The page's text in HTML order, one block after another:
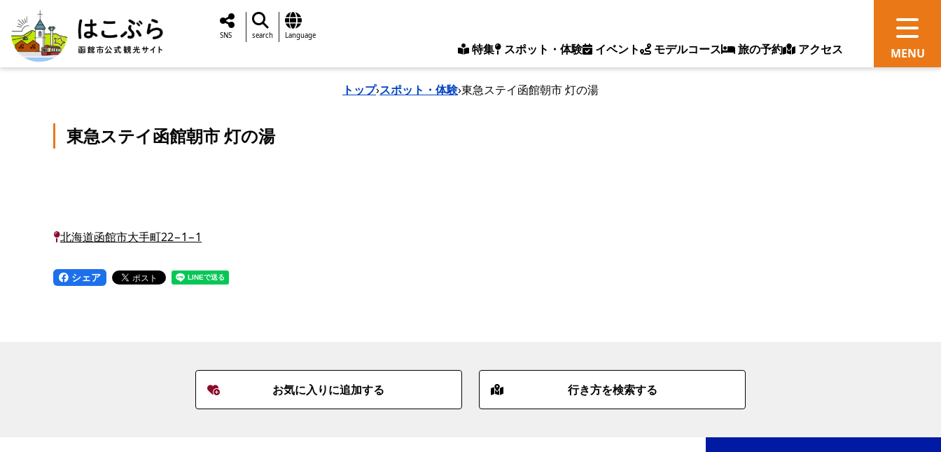
特集 スポット・体験 イベント モデルコース 旅の予約 アクセス
SNS search Language
トップ›スポット・体験›東急ステイ函館朝市 灯の湯
東急ステイ函館朝市 灯の湯
北海道函館市大手町22−1−1
シェア
お気に入りに追加する 行き方を検索する